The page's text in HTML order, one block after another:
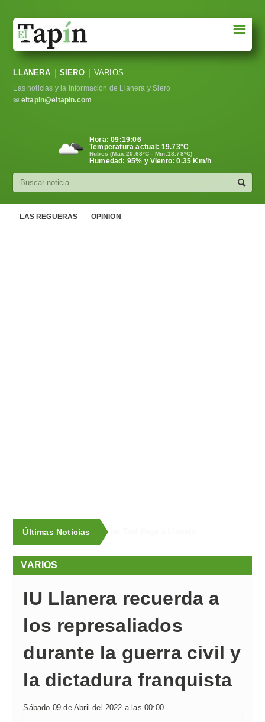
Sociedad
Política
Cultura
☰
LLANERA SIERO VARIOS
Las noticias y la información de Llanera y Siero
✉ eltapin@eltapin.com
Hora:09:19:07
Temperatura actual: 19.73°C
Nubes (Max.20.68ºC - Min.18.78ºC)
Humedad: 95% y Viento: 0.35 Km/h
LAS REGUERAS OPINION
Últimas Noticias
VARIOS
IU Llanera recuerda a
los represaliados
durante la guerra civil y
la dictadura franquista
Sábado 09 de Abril del 2022 a las 00:00